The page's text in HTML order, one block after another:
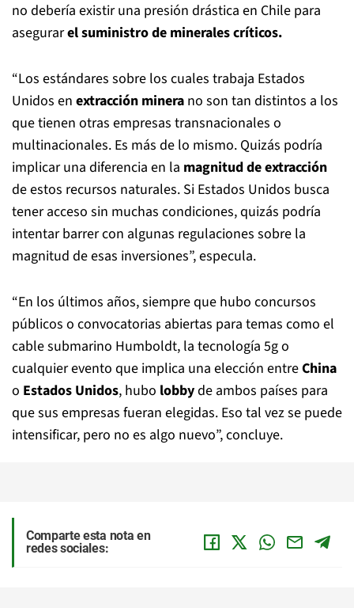
no debería existir una presión drástica en Chile para
asegurarel suministro de minerales críticos.
“Los estándares sobre los cuales trabaja Estados
Unidos en extracción minera no son tan distintos a los
que tienen otras empresas transnacionales o
multinacionales. Es más de lo mismo. Quizás podría
implicar una diferencia en la magnitud de extracción
de estos recursos naturales. Si Estados Unidos busca
tener acceso sin muchas condiciones, quizás podría
intentar barrer con algunas regulaciones sobre la
magnitud de esas inversiones”, especula.
“En los últimos años, siempre que hubo concursos
públicos o convocatorias abiertas para temas como el
cable submarino Humboldt, la tecnología 5g o
cualquier evento que implica una elección entreChina
o Estados Unidos, hubo lobbyde ambos países para
que sus empresas fueran elegidas. Eso tal vez se puede
intensificar, pero no es algo nuevo”, concluye.
Comparte esta nota en
redes sociales: